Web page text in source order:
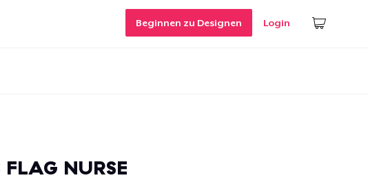
Beginnen zu Designen Login
FLAG NURSE